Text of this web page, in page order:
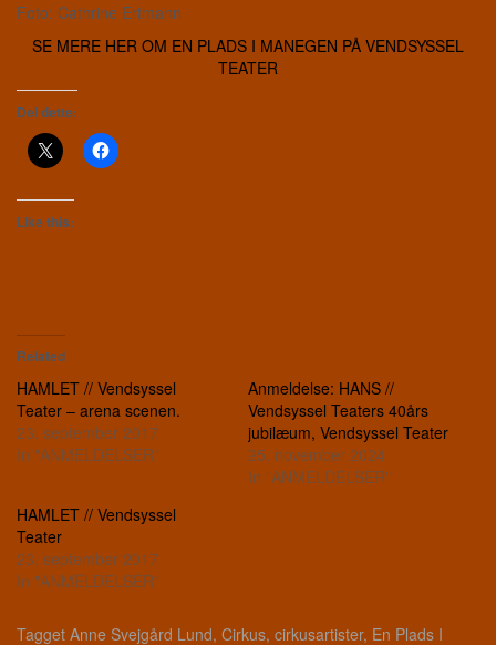
Foto: Cathrine Ertmann
SE MERE HER OM EN PLADS I MANEGEN PÅ VENDSYSSEL
TEATER
Del dette:
Like this:
Related
HAMLET // Vendsyssel
Teater – arena scenen.
23. september 2017
In "ANMELDELSER"
Anmeldelse: HANS //
Vendsyssel Teaters 40års
jubilæum, Vendsyssel Teater
25. november 2024
In "ANMELDELSER"
HAMLET // Vendsyssel
Teater
23. september 2017
In "ANMELDELSER"
Tagget Anne Svejgård Lund, Cirkus, cirkusartister, En Plads I